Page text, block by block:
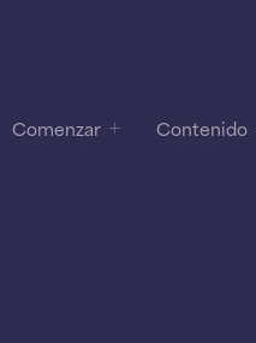
Comenzar Contenido